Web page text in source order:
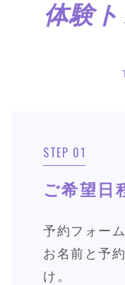
体験
STEP 01
ご希望日
予約フォー
お名前と予
け。